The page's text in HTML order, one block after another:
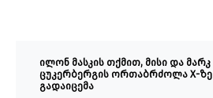
ილონ მასკის თქმით, მისი და მარკ
ცუკერბერგის ორთაბრძოლა X-ზე
გადაიცემა